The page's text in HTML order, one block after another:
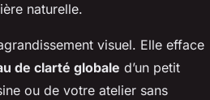
naturelle.
visuel. Elle efface
de clarté globale d’un petit
ou de votre atelier sans